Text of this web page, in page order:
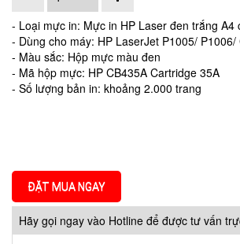
- Loại mực in: Mực in HP Laser đen trắng A4
- Dùng cho máy: HP LaserJet P1005/
- Màu sắc: Hộp mực màu đen
- Mã hộp mực: HP CB435A Cartridge 35A
- Số lượng bản in: khoảng 2.000 trang
ĐẶT MUA NGAY
Hãy gọi ngay vào Hotline để được tư vấn